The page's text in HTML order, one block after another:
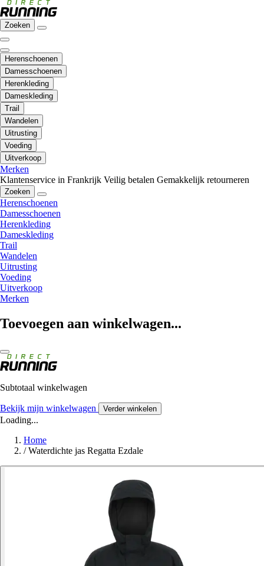
Zoeken
Herenschoenen
Damesschoenen
Herenkleding
Dameskleding
Trail
Wandelen
Uitrusting
Voeding
Uitverkoop
Merken
Klantenservice in Frankrijk Veilig betalen Gemakkelijk retourneren
Zoeken
Herenschoenen
Damesschoenen
Herenkleding
Dameskleding
Trail
Wandelen
Uitrusting
Voeding
Uitverkoop
Merken
Toevoegen aan winkelwagen...
Subtotaal winkelwagen
Bekijk mijn winkelwagen Verder winkelen
Loading...
Home
/ Waterdichte jas Regatta Ezdale